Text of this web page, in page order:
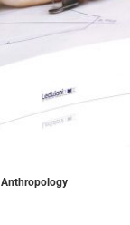
Anthropology